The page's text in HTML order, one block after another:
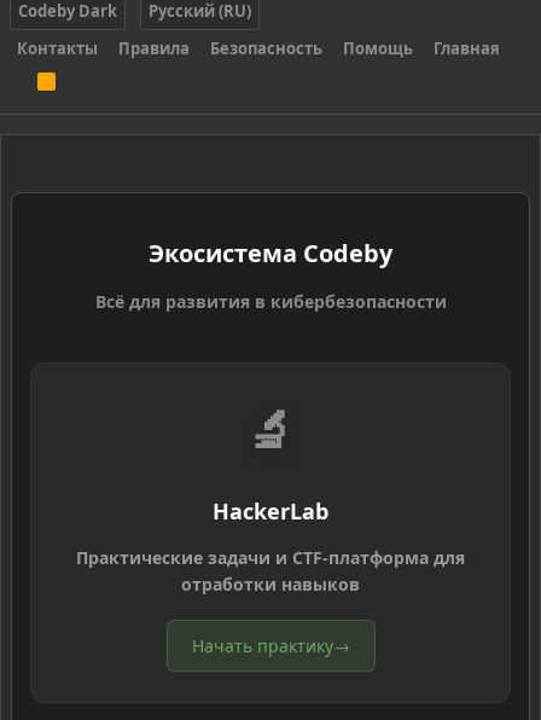
Codeby Dark
Русский (RU)
Контакты
Правила Безопасность Помощь Главная
S
Экосистема Codeby
Всё для развития в кибербезопасности
🔬
HackerLab
Практические задачи и CTF-платформа для
отработки навыков
Начать практику→